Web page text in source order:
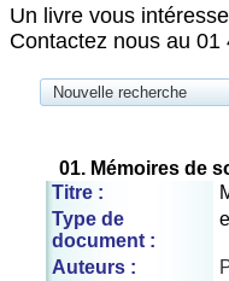
Un livre vous
Contactez nous au
Nouvelle recherche
01. Mémoires de
Titre :
Type de
document :
Auteurs :